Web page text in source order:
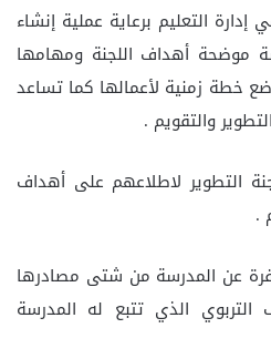
إدارة التعليم برعاية عملية إنشاء
موضحة أهداف اللجنة ومهامها
خطة زمنية لأعمالها كما تساعد
والتقويم .
التطوير لاطلاعهم على أهداف
.
عن المدرسة من شتى مصادرها
الذي تتبع له المدرسة